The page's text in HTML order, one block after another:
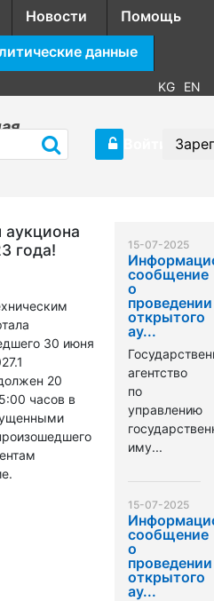
Новости
Помощь
данные
KG EN
аукциона
года!
30 июня
20
часов в
15-07-2025
сообщение
о
проведении
открытого
ау...
агентство
по
управлению
иму...
15-07-2025
сообщение
о
проведении
открытого
ау...